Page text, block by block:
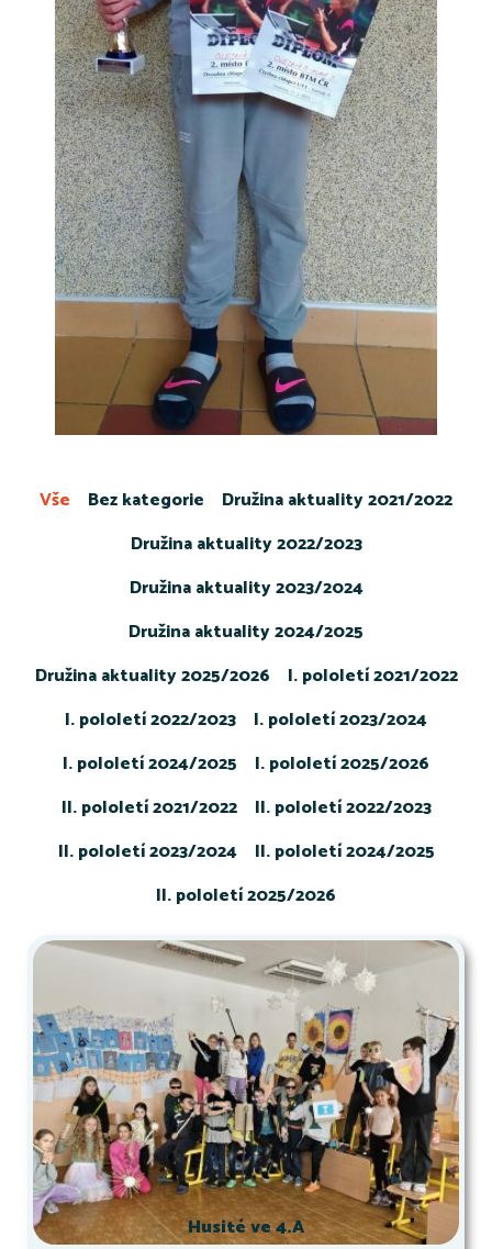
Bez kategorie
Družina aktuality 2021/2022
Družina aktuality 2022/2023
Družina aktuality 2023/2024
Družina aktuality 2024/2025
Družina aktuality 2025/2026
I. pololetí 2021/2022
I. pololetí 2022/2023
I. pololetí 2023/2024
I. pololetí 2024/2025
I. pololetí 2025/2026
II. pololetí 2021/2022
II. pololetí 2022/2023
II. pololetí 2023/2024
II. pololetí 2024/2025
II. pololetí 2025/2026
Vše
Husité ve 4.A